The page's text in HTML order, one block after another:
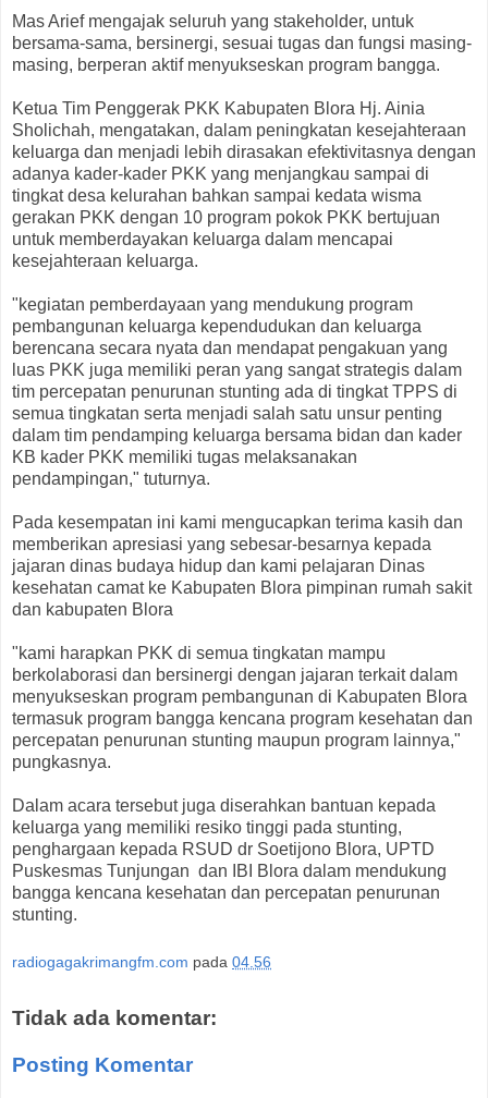
Mas Arief mengajak seluruh yang stakeholder, untuk
bersama-sama, bersinergi, sesuai tugas dan fungsi masing-
masing, berperan aktif menyukseskan program bangga.
Ketua Tim Penggerak PKK Kabupaten Blora Hj. Ainia
Sholichah, mengatakan, dalam peningkatan kesejahteraan
keluarga dan menjadi lebih dirasakan efektivitasnya dengan
adanya kader-kader PKK yang menjangkau sampai di
tingkat desa kelurahan bahkan sampai kedata wisma
gerakan PKK dengan 10 program pokok PKK bertujuan
untuk memberdayakan keluarga dalam mencapai
kesejahteraan keluarga.
"kegiatan pemberdayaan yang mendukung program
pembangunan keluarga kependudukan dan keluarga
berencana secara nyata dan mendapat pengakuan yang
luas PKK juga memiliki peran yang sangat strategis dalam
tim percepatan penurunan stunting ada di tingkat TPPS di
semua tingkatan serta menjadi salah satu unsur penting
dalam tim pendamping keluarga bersama bidan dan kader
KB kader PKK memiliki tugas melaksanakan
pendampingan," tuturnya.
Pada kesempatan ini kami mengucapkan terima kasih dan
memberikan apresiasi yang sebesar-besarnya kepada
jajaran dinas budaya hidup dan kami pelajaran Dinas
kesehatan camat ke Kabupaten Blora pimpinan rumah sakit
dan kabupaten Blora
"kami harapkan PKK di semua tingkatan mampu
berkolaborasi dan bersinergi dengan jajaran terkait dalam
menyukseskan program pembangunan di Kabupaten Blora
termasuk program bangga kencana program kesehatan dan
percepatan penurunan stunting maupun program lainnya,"
pungkasnya.
Dalam acara tersebut juga diserahkan bantuan kepada
keluarga yang memiliki resiko tinggi pada stunting,
penghargaan kepada RSUD dr Soetijono Blora, UPTD
Puskesmas Tunjungan dan IBI Blora dalam mendukung
bangga kencana kesehatan dan percepatan penurunan
stunting.
radiogagakrimangfm.com pada 04.56
Tidak ada komentar:
Posting Komentar